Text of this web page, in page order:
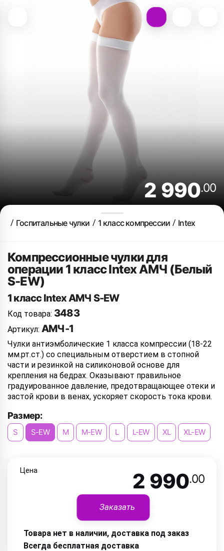
2 990.00
Госпитальные чулки 1 класс компрессии Intex
Компрессионные чулки для
операции 1 класс Intex АМЧ (Белый
S-EW)
1 класс Intex АМЧ S-EW
Код товара: 3483
Артикул: АМЧ-1
Чулки антиэмболические 1 класса компрессии (18-22
мм.рт.ст.) со специальным отверстием в стопной
части и резинкой на силиконовой основе для
крепления на бедрах. Оказывают правильное
градуированное давление, предотвращающее отеки и
застой крови в венах, ускоряет скорость тока крови.
Размер:
S S-EW M M-EW L L-EW XL XL-EW
Цена 2 990.00
Заказать
Товара нет в наличии, доставка под заказ
Всегда бесплатная доставка